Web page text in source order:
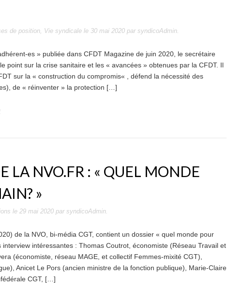
de position, Vie syndicale le 30 mai 2020 par syndicoAdmin.
es » publiée dans CFDT Magazine de juin 2020, le secrétaire
point sur la crise sanitaire et les « avancées » obtenues par la CFDT. Il
sur la « construction du compromis« , défend la nécessité des
de « réinventer » la protection […]
LA NVO.FR : « QUEL MONDE
»
le 29 mai 2020 par syndicoAdmin.
de la NVO, bi-média CGT, contient un dossier « quel monde pour
intéressantes : Thomas Coutrot, économiste (Réseau Travail et
(économiste, réseau MAGE, et collectif Femmes-mixité CGT),
Anicet Le Pors (ancien ministre de la fonction publique), Marie-Claire
CGT, […]